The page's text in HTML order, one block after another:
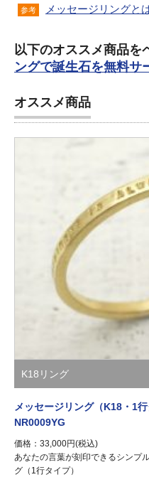
参考 メッセージリングと
以下のオススメ商品
ングで誕生石を無料サ
オススメ商品
K18リング
メッセージリング（K18・1
NR0009YG
価格：33,000円(税込)
あなたの言葉が刻印できるシンプ
グ（1行タイプ）